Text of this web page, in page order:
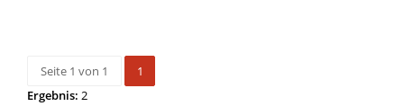
Seite 1 von 1
1
Ergebnis: 2